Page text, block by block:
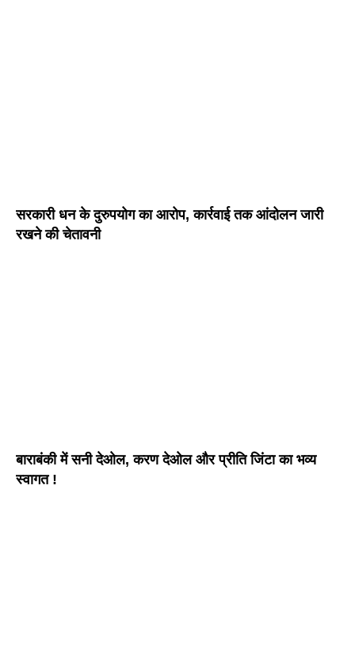
सरकारी धन के दुरुपयोग का आरोप, कार्रवाई तक आंदोलन जारी
रखने की चेतावनी
बाराबंकी में सनी देओल, करण देओल और प्रीति जिंटा का भव्य
स्वागत !